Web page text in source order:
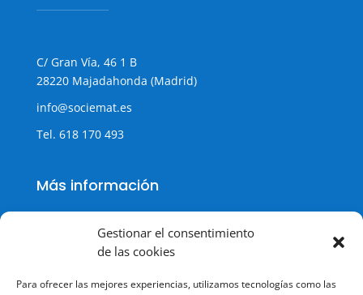
Gestionar el consentimiento
de las cookies
Para ofrecer las mejores experiencias, utilizamos tecnologías como las
C/ Gran Vía, 46 1 B
28220 Majadahonda (Madrid)
info@sociemat.es
Tel. 618 170 493
Más información